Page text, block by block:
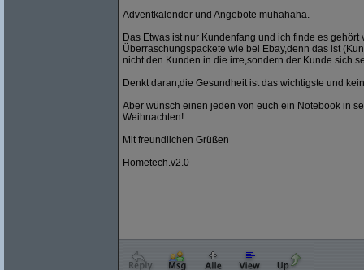
Adventkalender und Angebote muhahaha.
Das Etwas ist nur Kundenfang und ich finde es
Überraschungspackete wie bei Ebay,denn das ist
nicht den Kunden in die irre,sondern der Kunde sich
Denkt daran,die Gesundheit ist das wichtigste und
Aber wünsch einen jeden von euch ein Notebook in
Weihnachten!
Mit freundlichen Grüßen
Hometech.v2.0